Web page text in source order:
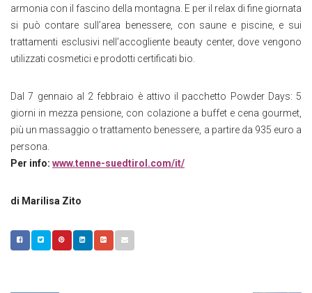
armonia con il fascino della montagna. E per il relax di fine giornata
si può contare sull’area benessere, con saune e piscine, e sui
trattamenti esclusivi nell’accogliente beauty center, dove vengono
utilizzati cosmetici e prodotti certificati bio.
Dal 7 gennaio al 2 febbraio è attivo il pacchetto Powder Days: 5
giorni in mezza pensione, con colazione a buffet e cena gourmet,
più un massaggio o trattamento benessere, a partire da 935 euro a
persona.
Per info: www.tenne-suedtirol.com/it/
di Marilisa Zito